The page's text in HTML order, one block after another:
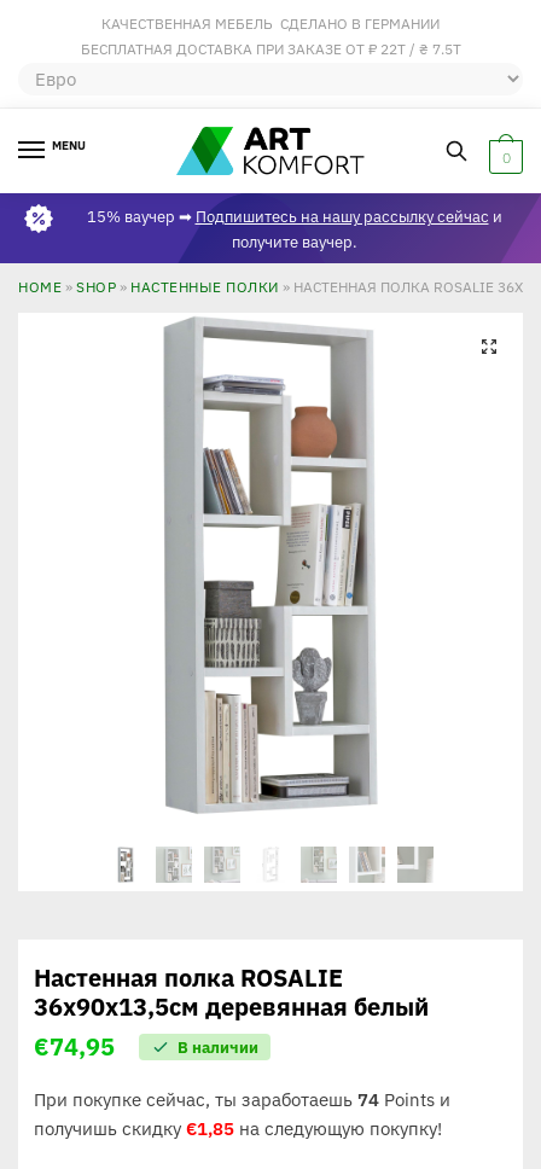
КАЧЕСТВЕННАЯ МЕБЕЛЬ СДЕЛАНО В ГЕРМАНИИ
БЕСПЛАТНАЯ ДОСТАВКА ПРИ ЗАКАЗЕ ОТ ₽ 22Т / ₴ 7.5Т
MENU
0
15% ваучер ➡ Подпишитесь на нашу рассылку сейчас и
получите ваучер.
HOME » SHOP » НАСТЕННЫЕ ПОЛКИ » НАСТЕННАЯ ПОЛКА ROSALIE
🔍
Настенная полка ROSALIE
36x90x13,5см деревянная белый
€74,95 В наличии
При покупке сейчас, ты заработаешь 74Points и
получишь скидку €1,85на следующую покупку!